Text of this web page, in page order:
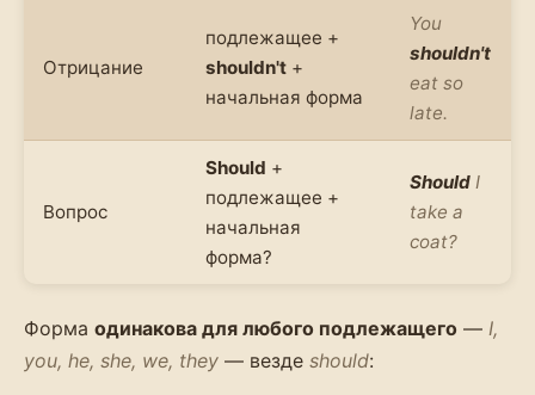
Отрицание
подлежащее +
shouldn't +
начальная форма
You
shouldn't
eat so
late.
Вопрос
Should +
подлежащее +
начальная
форма?
Should I
take a
coat?
Форма одинакова для любого подлежащего — I,
you, he, she, we, they — везде should: